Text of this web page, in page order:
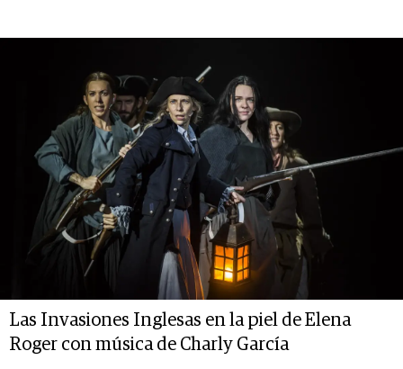
Las Invasiones Inglesas en la piel de Elena
Roger con música de Charly García